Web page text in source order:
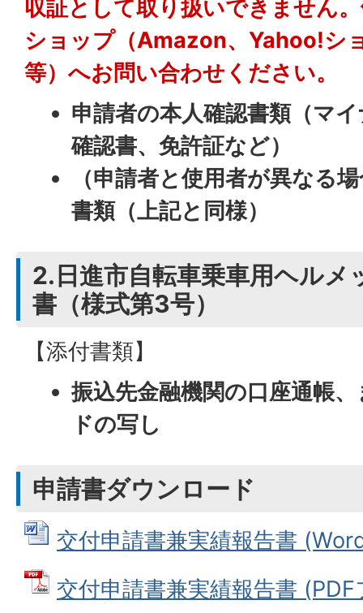
収証として取り扱いできません
ショップ（Amazon、Yahoo!シ
等）へお問い合わせください。
申請者の本人確認書類（マ
確認書、免許証など）
（申請者と使用者が異なる
書類（上記と同様）
2.日進市自転車乗車用ヘルメ
書（様式第3号）
【添付書類】
振込先金融機関の口座通帳
ドの写し
申請書ダウンロード
交付申請書兼実績報告書
交付申請書兼実績報告書